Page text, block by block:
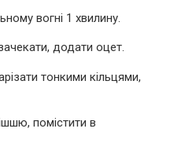
вогні 1 хвилину.
додати оцет.
тонкими кільцями,
помістити в